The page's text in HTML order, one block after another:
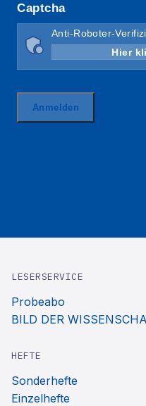
LESERSERVICE
Probeabo
BILD DER
HEFTE
Sonderhefte
Einzelhefte